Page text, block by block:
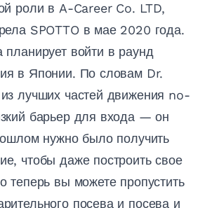
роли в A-Career Co. LTD,
SPOTTO в мае 2020 года.
войти в раунд
в Японии. По словам Dr.
лучших частей движения no-
барьер для входа — он
нужно было получить
чтобы даже построить свое
теперь вы можете пропустить
посева и посева и